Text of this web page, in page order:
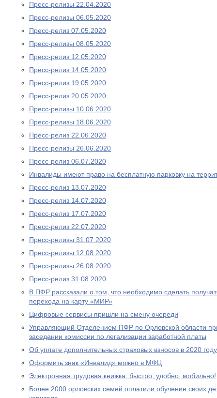
Пресс-релизы 22.04.2020
Пресс-релизы 06.05.2020
Пресс-релиз 07.05.2020
Пресс-релизы 08.05.2020
Пресс-релиз 12.05.2020
Пресс-релиз 14.05.2020
Пресс-релиз 19.05.2020
Пресс-релиз 20.05.2020
Пресс-релизы 10.06.2020
Пресс-релизы 18.06.2020
Пресс-релиз 22.06.2020
Пресс-релизы 26.06.2020
Пресс-релиз 06.07.2020
Инвалиды имеют право на бесплатную парковку на
Пресс-релиз 13.07.2020
Пресс-релиз 14.07.2020
Пресс-релиз 17.07.2020
Пресс-релиз 22.07.2020
Пресс-релизы 31.07.2020
Пресс-релизы 12.08.2020
Пресс-релизы 26.08.2020
Пресс-релиз 31.08.2020
В ПФР рассказали о том, что необходимо сделать
перехода на карту «МИР»
Цифровые сервисы пришли на смену очереди
Управляющий Отделением ПФР по Орловской области
заседании комиссии по легализации заработной платы
Об уплате дополнительных страховых взносов в 2020 году
Оформить знак «Инвалид» можно в МФЦ
Электронная трудовая книжка: быстро, удобно, мобильно!
Более 2000 орловских семей оплатили обучение своих